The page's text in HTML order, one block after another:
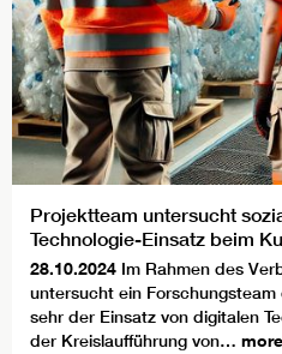
Projektteam untersucht
Technologie-Einsatz beim
28.10.2024 Im Rahmen des
untersucht ein
sehr der Einsatz von digitalen
der Kreislaufführung von… more